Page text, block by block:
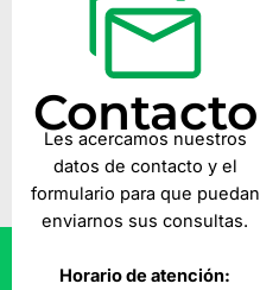
Contacto
Les acercamos nuestros
datos de contacto y el
formulario para que puedan
enviarnos sus consultas.
Horario de atención: